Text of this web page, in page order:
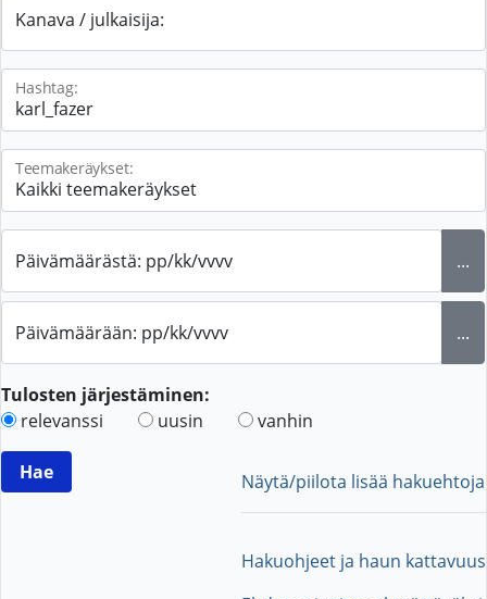
Kanava / julkaisija:
Hashtag:
Teemakeräykset:
Päivämäärästä: pp/kk/vvvv ...
Päivämäärään: pp/kk/vvvv ...
Tulosten järjestäminen:
relevanssi
uusin vanhin
Näytä/piilota lisää hakuehtoja
Hakuohjeet ja haun kattavuus